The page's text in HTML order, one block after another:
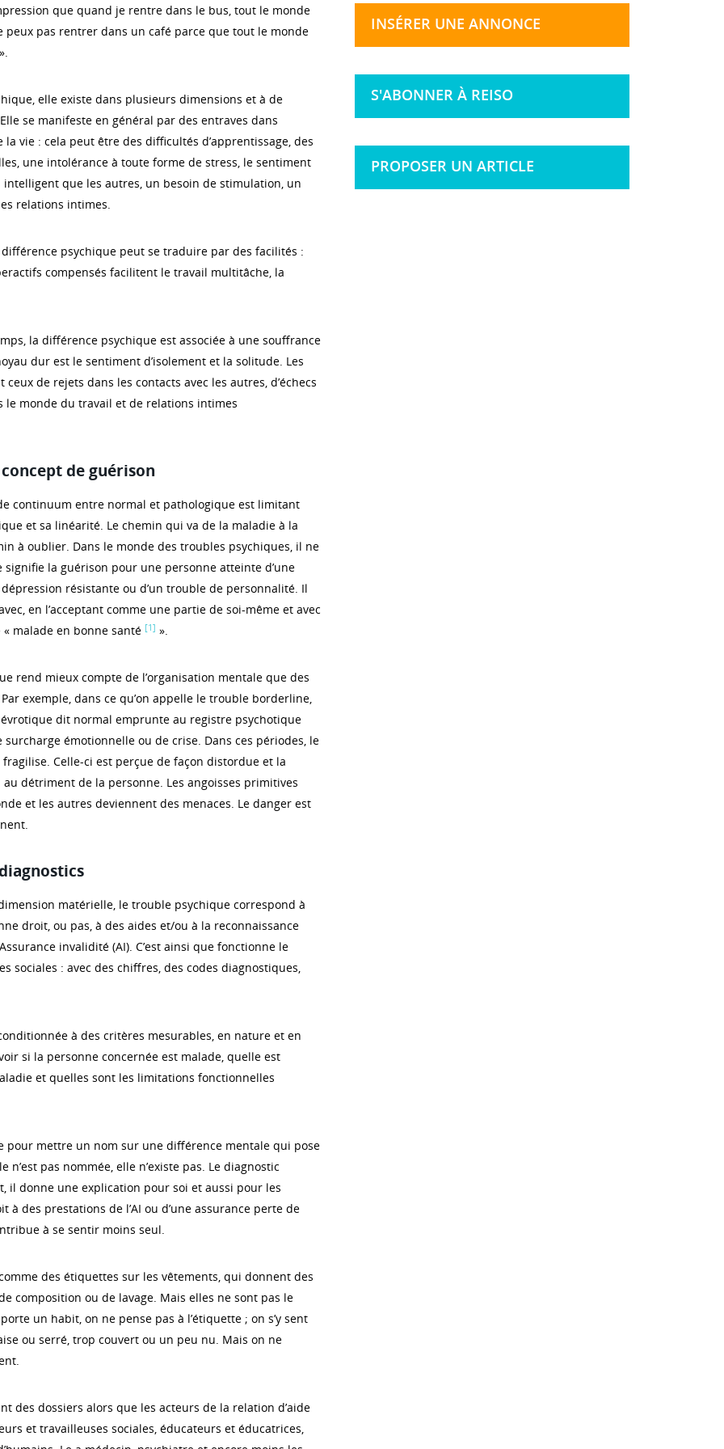
que quand je rentre dans le bus, tout le monde
peux pas rentrer dans un café parce que tout le monde
elle existe dans plusieurs dimensions et à de
se manifeste en général par des entraves dans
vie : cela peut être des difficultés d’apprentissage, des
une intolérance à toute forme de stress, le sentiment
intelligent que les autres, un besoin de stimulation, un
relations intimes.
différence psychique peut se traduire par des facilités :
compensés facilitent le travail multitâche, la
la différence psychique est associée à une souffrance
dur est le sentiment d’isolement et la solitude. Les
de rejets dans les contacts avec les autres, d’échecs
le monde du travail et de relations intimes
de guérison
continuum entre normal et pathologique est limitant
et sa linéarité. Le chemin qui va de la maladie à la
à oublier. Dans le monde des troubles psychiques, il ne
la guérison pour une personne atteinte d’une
résistante ou d’un trouble de personnalité. Il
en l’acceptant comme une partie de soi-même et avec
« malade en bonne santé [1] ».
rend mieux compte de l’organisation mentale que des
exemple, dans ce qu’on appelle le trouble borderline,
dit normal emprunte au registre psychotique
émotionnelle ou de crise. Dans ces périodes, le
Celle-ci est perçue de façon distordue et la
détriment de la personne. Les angoisses primitives
et les autres deviennent des menaces. Le danger est
matérielle, le trouble psychique correspond à
droit, ou pas, à des aides et/ou à la reconnaissance
invalidité (AI). C’est ainsi que fonctionne le
sociales : avec des chiffres, des codes diagnostiques,
à des critères mesurables, en nature et en
si la personne concernée est malade, quelle est
et quelles sont les limitations fonctionnelles
pour mettre un nom sur une différence mentale qui pose
n’est pas nommée, elle n’existe pas. Le diagnostic
il donne une explication pour soi et aussi pour les
à des prestations de l’AI ou d’une assurance perte de
à se sentir moins seul.
des étiquettes sur les vêtements, qui donnent des
composition ou de lavage. Mais elles ne sont pas le
un habit, on ne pense pas à l’étiquette ; on s’y sent
ou serré, trop couvert ou un peu nu. Mais on ne
des dossiers alors que les acteurs de la relation d’aide
et travailleuses sociales, éducateurs et éducatrices,
INSÉRER UNE ANNONCE
S'ABONNER À REISO
PROPOSER UN ARTICLE